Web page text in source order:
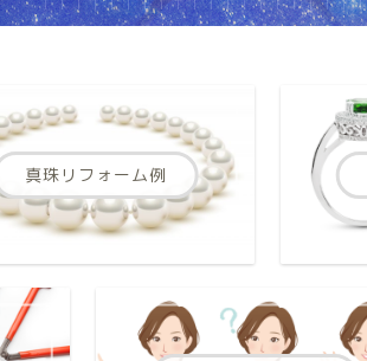
真珠リフォーム例